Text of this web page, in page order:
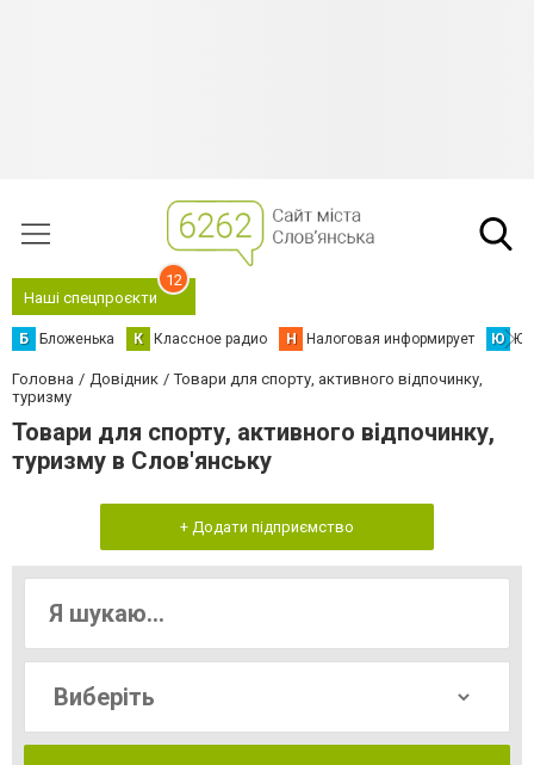
Наші спецпроєкти
12
Б Бложенька К Классное радио Н Налоговая информирует Ю
Головна Довідник
Товари для спорту, активного відпочинку,
туризму
Товари для спорту, активного відпочинку,
туризму в Слов'янську
+ Додати підприємство